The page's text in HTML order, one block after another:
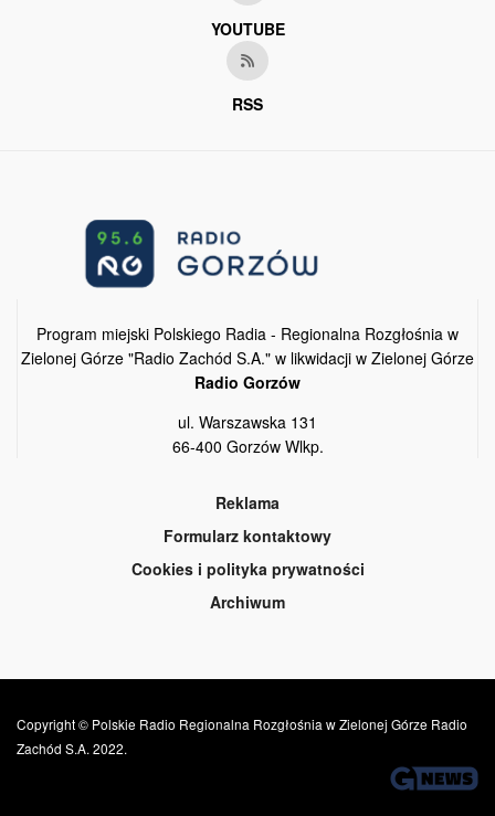
YOUTUBE
RSS
Program miejski Polskiego Radia - Regionalna Rozgłośnia w
Zielonej Górze "Radio Zachód S.A." w likwidacji w Zielonej Górze
Radio Gorzów
ul. Warszawska 131
66-400 Gorzów Wlkp.
Reklama
Formularz kontaktowy
Cookies i polityka prywatności
Archiwum
Copyright © Polskie Radio Regionalna Rozgłośnia w Zielonej Górze Radio
Zachód S.A. 2022.